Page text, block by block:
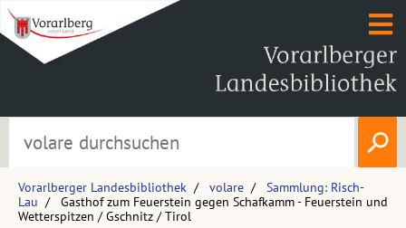
Vorarlberger Landesbibliothek volare
Sammlung: Risch-
Lau
Gasthof zum Feuerstein gegen Schafkamm - Feuerstein und
Wetterspitzen / Gschnitz / Tirol